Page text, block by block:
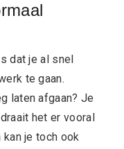
dat je al snel
te gaan.
laten afgaan? Je
het er vooral
kan je toch ook